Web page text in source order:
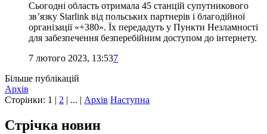
Сьогодні область отримала 45 станцій супутникового
зв’язку Starlink від польських партнерів і благодійної
організації «+380». Їх передадуть у Пункти Незламності
для забезпечення безперебійним доступом до інтернету.
7 лютого 2023, 13:537
Більше публікацій
Архів
Сторінки: 1 | 2 | ... | Архів Наступна
Стрічка новин